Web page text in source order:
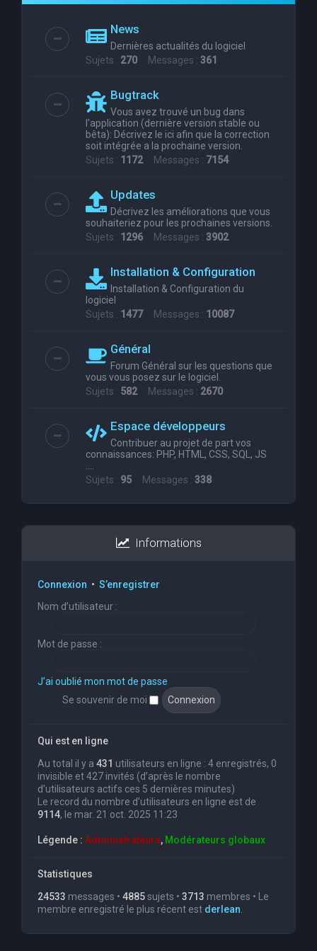
News
Dernières actualités du logiciel
Sujets : 270 Messages : 361
Bugtrack
Vous avez trouvé un bug dans
l'application (dernière version stable ou
bêta): Décrivez le ici afin que la correction
soit intégrée a la prochaine version.
Sujets : 1172Messages : 7154
Updates
Décrivez les améliorations que vous
souhaiteriez pour les prochaines versions.
Sujets : 1296 Messages : 3902
Installation & Configuration
Installation & Configuration du
logiciel
Sujets : 1477Messages : 10087
Général
Forum Général sur les questions que
vous vous posez sur le logiciel.
Sujets : 582Messages : 2670
Espace développeurs
Contribuer au projet de part vos
connaissances: PHP, HTML, CSS, SQL, JS
....
Sujets : 95 Messages : 338
Informations
Connexion • S’enregistrer
Nom d’utilisateur :
Mot de passe :
J’ai oublié mon mot de passe
Se souvenir de moi
Qui est en ligne
Au total il y a 431 utilisateurs en ligne : 4 enregistrés, 0
invisible et 427 invités (d’après le nombre
d’utilisateurs actifs ces 5 dernières minutes)
Le record du nombre d’utilisateurs en ligne est de
9114, le mar. 21 oct. 2025 11:23
Légende : Administrateurs, Modérateurs globaux
Statistiques
24533 messages • 4885sujets • 3713 membres • Le
membre enregistré le plus récent est derlean.